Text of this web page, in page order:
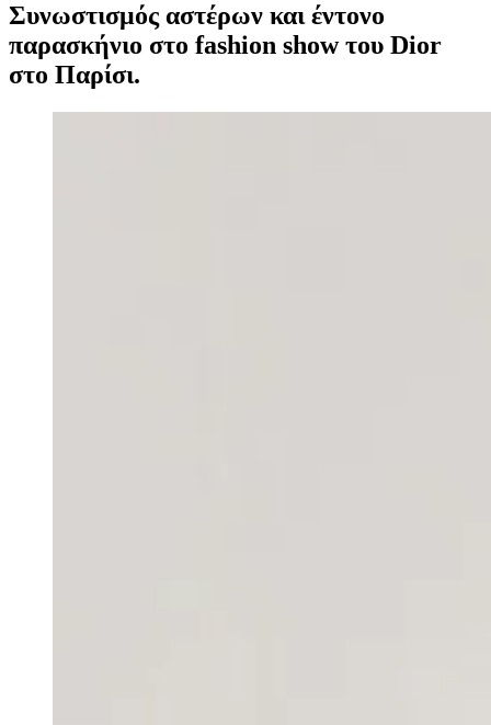
Συνωστισμός αστέρων και έντονο
παρασκήνιο στο fashion show του Dior
στο Παρίσι.